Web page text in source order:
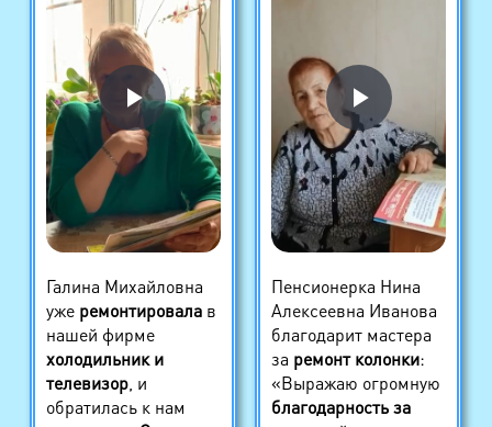
Галина Михайловна
уже ремонтировалав
нашей фирме
холодильник и
телевизор, и
обратилась к нам
Пенсионерка Нина
Алексеевна Иванова
благодарит мастера
за ремонт колонки:
«Выражаю огромную
благодарность за